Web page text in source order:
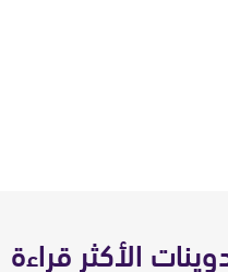
الأكثر قراءة